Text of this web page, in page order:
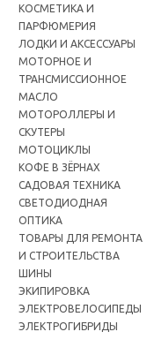
КОСМЕТИКА И
ПАРФЮМЕРИЯ
ЛОДКИ И АКСЕССУАРЫ
МОТОРНОЕ И
ТРАНСМИССИОННОЕ
МАСЛО
МОТОРОЛЛЕРЫ И
СКУТЕРЫ
МОТОЦИКЛЫ
КОФЕ В ЗЁРНАХ
САДОВАЯ ТЕХНИКА
СВЕТОДИОДНАЯ
ОПТИКА
ТОВАРЫ ДЛЯ РЕМОНТА
И СТРОИТЕЛЬСТВА
ШИНЫ
ЭКИПИРОВКА
ЭЛЕКТРОВЕЛОСИПЕДЫ
ЭЛЕКТРОГИБРИДЫ